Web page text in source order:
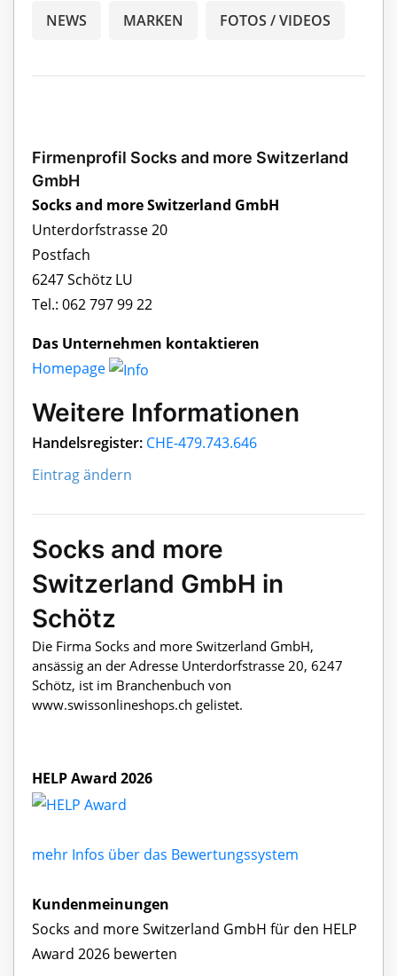
NEWS MARKEN FOTOS / VIDEOS
Firmenprofil Socks and more Switzerland
GmbH
Socks and more Switzerland GmbH
Unterdorfstrasse 20
Postfach
6247 Schötz LU
Tel.: 062 797 99 22
Das Unternehmen kontaktieren
Homepage
Weitere Informationen
Handelsregister: CHE-479.743.646
Eintrag ändern
Socks and more
Switzerland GmbH in
Schötz
Die Firma Socks and more Switzerland GmbH,
ansässig an der Adresse Unterdorfstrasse 20, 6247
Schötz, ist im Branchenbuch von
www.swissonlineshops.ch gelistet.
HELP Award 2026
mehr Infos über das Bewertungssystem
Kundenmeinungen
Socks and more Switzerland GmbH für den HELP
Award 2026 bewerten